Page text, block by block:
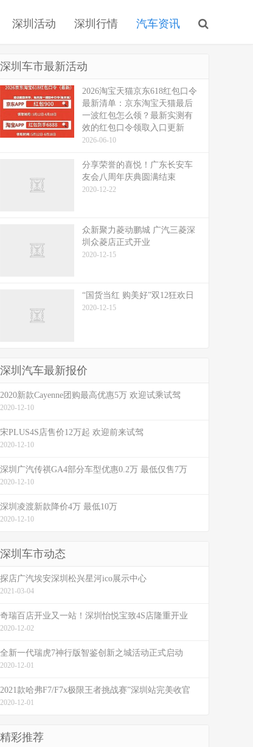
深圳活动 深圳行情 汽车资讯
深圳车市最新活动
2026淘宝天猫京东618红包口令
最新清单：京东淘宝天猫最后
一波红包怎么领？最新实测有
效的红包口令领取入口更新
2026-06-10
分享荣誉的喜悦！广东长安车
友会八周年庆典圆满结束
2020-12-22
众新聚力菱动鹏城 广汽三菱深
圳众菱店正式开业
2020-12-15
“国货当红 购美好”双12狂欢日
2020-12-15
深圳汽车最新报价
2020新款Cayenne团购最高优惠5万 欢迎试乘试驾
2020-12-10
宋PLUS4S店售价12万起 欢迎前来试驾
2020-12-10
深圳广汽传祺GA4部分车型优惠0.2万 最低仅售7万
2020-12-10
深圳凌渡新款降价4万 最低10万
2020-12-10
深圳车市动态
探店广汽埃安深圳松兴星河ico展示中心
2021-03-04
奇瑞百店开业又一站！深圳怡悦宝致4S店隆重开业
2020-12-02
全新一代瑞虎7神行版智鉴创新之城活动正式启动
2020-12-01
2021款哈弗F7/F7x极限王者挑战赛”深圳站完美收官
2020-12-01
精彩推荐